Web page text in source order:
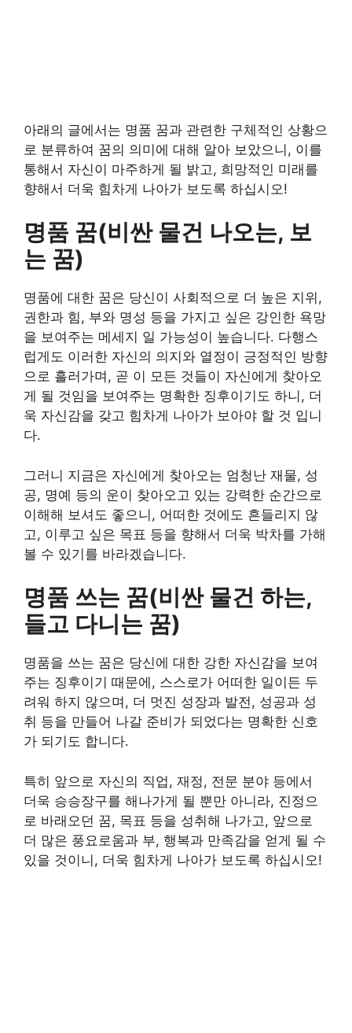
아래의 글에서는 명품 꿈과 관련한 구체적인 상황으
로 분류하여 꿈의 의미에 대해 알아 보았으니, 이를
통해서 자신이 마주하게 될 밝고, 희망적인 미래를
향해서 더욱 힘차게 나아가 보도록 하십시오!
명품 꿈(비싼 물건 나오는, 보
는 꿈)
명품에 대한 꿈은 당신이 사회적으로 더 높은 지위,
권한과 힘, 부와 명성 등을 가지고 싶은 강인한 욕망
을 보여주는 메세지 일 가능성이 높습니다. 다행스
럽게도 이러한 자신의 의지와 열정이 긍정적인 방향
으로 흘러가며, 곧 이 모든 것들이 자신에게 찾아오
게 될 것임을 보여주는 명확한 징후이기도 하니, 더
욱 자신감을 갖고 힘차게 나아가 보아야 할 것 입니
다.
그러니 지금은 자신에게 찾아오는 엄청난 재물, 성
공, 명예 등의 운이 찾아오고 있는 강력한 순간으로
이해해 보셔도 좋으니, 어떠한 것에도 흔들리지 않
고, 이루고 싶은 목표 등을 향해서 더욱 박차를 가해
볼 수 있기를 바라겠습니다.
명품 쓰는 꿈(비싼 물건 하는,
들고 다니는 꿈)
명품을 쓰는 꿈은 당신에 대한 강한 자신감을 보여
주는 징후이기 때문에, 스스로가 어떠한 일이든 두
려워 하지 않으며, 더 멋진 성장과 발전, 성공과 성
취 등을 만들어 나갈 준비가 되었다는 명확한 신호
가 되기도 합니다.
특히 앞으로 자신의 직업, 재정, 전문 분야 등에서
더욱 승승장구를 해나가게 될 뿐만 아니라, 진정으
로 바래오던 꿈, 목표 등을 성취해 나가고, 앞으로
더 많은 풍요로움과 부, 행복과 만족감을 얻게 될 수
있을 것이니, 더욱 힘차게 나아가 보도록 하십시오!